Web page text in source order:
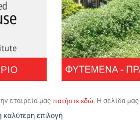
εταιρεία μας πατήστε εδώ. Η σελίδα
καλύτερη επιλογή